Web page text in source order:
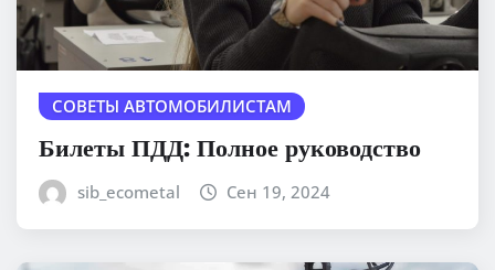
СОВЕТЫ АВТОМОБИЛИСТАМ
Билеты ПДД: Полное руководство
sib_ecometal Сен 19, 2024